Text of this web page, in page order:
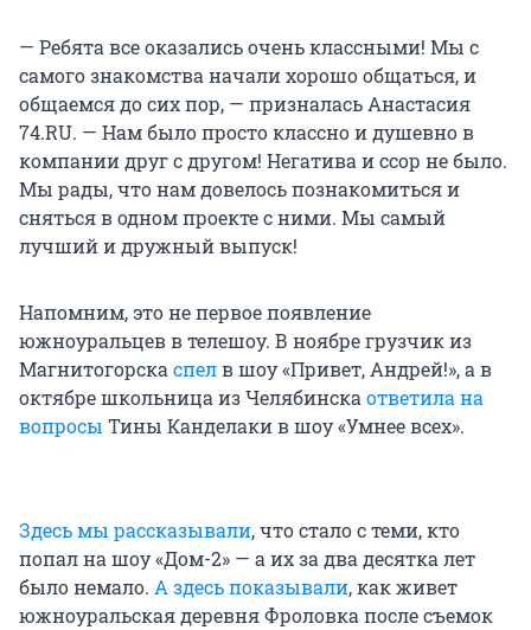
— Ребята все оказались очень классными! Мы с
самого знакомства начали хорошо общаться, и
общаемся до сих пор, — призналась Анастасия
74.RU. — Нам было просто классно и душевно в
компании друг с другом! Негатива и ссор не было.
Мы рады, что нам довелось познакомиться и
сняться в одном проекте с ними. Мы самый
лучший и дружный выпуск!
Напомним, это не первое появление
южноуральцев в телешоу. В ноябре грузчик из
Магнитогорскаспелв шоу «Привет, Андрей!», а в
октябре школьница из Челябинскаответила на
вопросы Тины Канделаки в шоу «Умнее всех».
Здесь мы рассказывали, что стало с теми, кто
попал на шоу «Дом-2» — а их за два десятка лет
было немало. А здесь показывали, как живет
южноуральская деревня Фроловка после съемок